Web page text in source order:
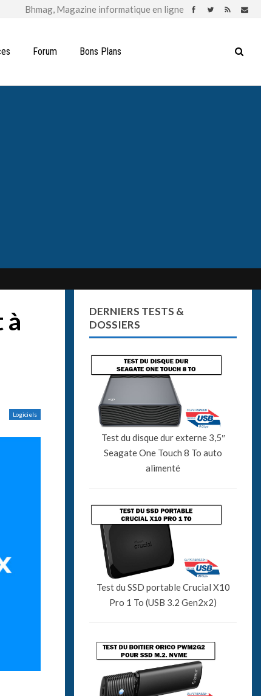
Forum Bons Plans
à
Logiciels
DERNIERS TESTS &
DOSSIERS
Test du disque dur externe 3,5″
Seagate One Touch 8 To auto
alimenté
Test du SSD portable Crucial X10
Pro 1 To (USB 3.2 Gen2x2)